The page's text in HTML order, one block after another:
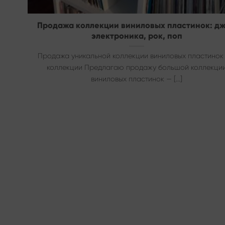
Продажа коллекции виниловых пластинок:
электроника, рок, поп
Продажа уникальной коллекции виниловых
коллекции Предлагаю продажу большой
виниловых пластинок — [...]